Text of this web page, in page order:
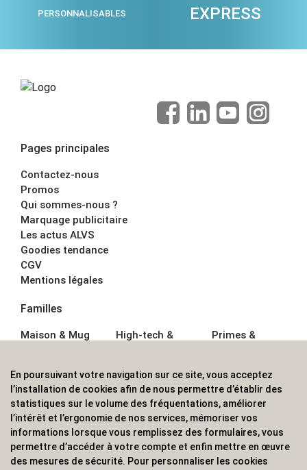
PERSONNALISABLES EXPRESS
Pages principales
Contactez-nous
Promos
Qui sommes-nous ?
Marquage publicitaire
Les actus ALVS
Goodies tendance
CGV
Mentions légales
Familles
Maison & Mug
Écriture
Bagagerie sacs
High-tech &
Sport &
Outdoor
Enfant
Primes &
Boisson
Textile &
Casquette
Accessoires de
bureau
ALVS, fournisseur d'objets publicitaires, pour les
En poursuivant votre navigation sur ce site, vous acceptez
l’installation de cookies afin de nous permettre d’établir des
statistiques sur le volume des fréquentations, améliorer
l’intérêt et l’ergonomie de nos services, mémoriser vos
informations lorsque vous remplissez des formulaires, vous
permettre d’accéder à votre compte et enfin mettre en œuvre
des mesures de sécurité. Pour personnaliser les cookies